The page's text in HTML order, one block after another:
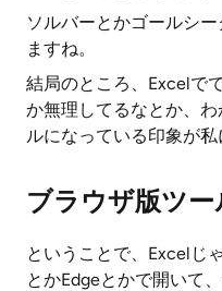
ソルバーとかゴールシ
ますね。
結局のところ、Excelで
か無理してるなとか、
ルになっている印象が私
ブラウザ版ツー
ということで、Excelじ
とかEdgeとかで開いて